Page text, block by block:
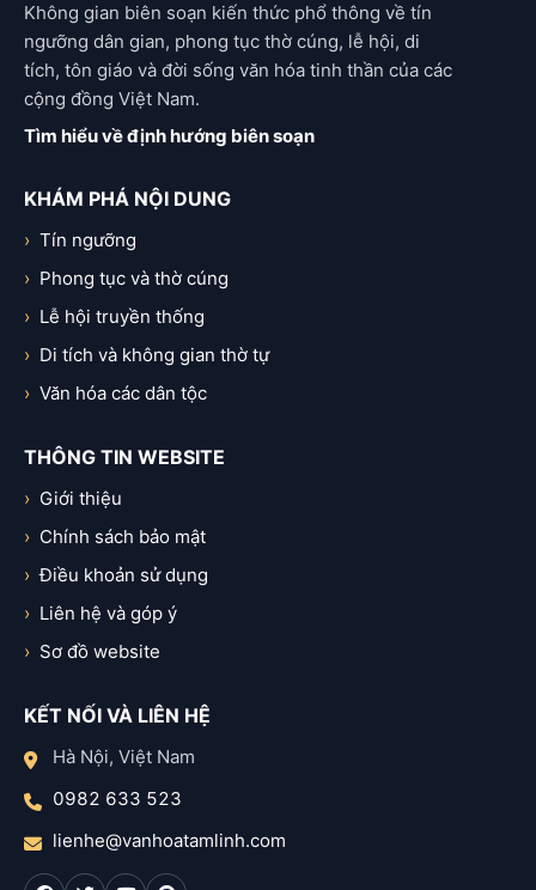
Không gian biên soạn kiến thức phổ thông về tín
ngưỡng dân gian, phong tục thờ cúng, lễ hội, di
tích, tôn giáo và đời sống văn hóa tinh thần của các
cộng đồng Việt Nam.
Tìm hiểu về định hướng biên soạn
KHÁM PHÁ NỘI DUNG
Tín ngưỡng
Phong tục và thờ cúng
Lễ hội truyền thống
Di tích và không gian thờ tự
Văn hóa các dân tộc
THÔNG TIN WEBSITE
Giới thiệu
Chính sách bảo mật
Điều khoản sử dụng
Liên hệ và góp ý
Sơ đồ website
KẾT NỐI VÀ LIÊN HỆ
Hà Nội, Việt Nam
0982 633 523
lienhe@vanhoatamlinh.com